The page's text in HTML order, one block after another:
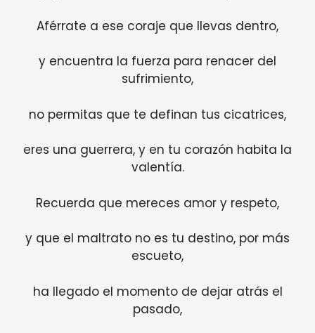
Aférrate a ese coraje que llevas dentro,
y encuentra la fuerza para renacer del
sufrimiento,
no permitas que te definan tus cicatrices,
eres una guerrera, y en tu corazón habita la
valentía.
Recuerda que mereces amor y respeto,
y que el maltrato no es tu destino, por más
escueto,
ha llegado el momento de dejar atrás el
pasado,